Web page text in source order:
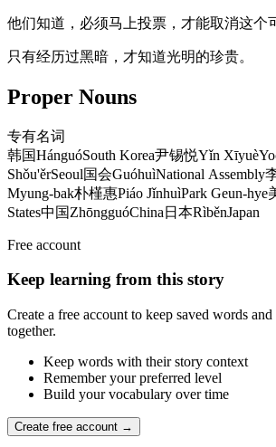
他们知道，必须马上投票，才能取消这个
只有经历过黑暗，才知道光明的珍贵。
Proper Nouns
专有名词
韩国HánguóSouth Korea尹锡悦Yǐn Xīyuè
Shǒu'ěrSeoul国会GuóhuìNational Assembly
Myung-bak朴槿惠Piáo JǐnhuìPark Geun-hye
States中国ZhōngguóChina 日本RìběnJapan
Free account
Keep learning from this story
Create a free account to keep saved words
together.
Keep words with their story context
Remember your preferred level
Build your vocabulary over time
Create free account →